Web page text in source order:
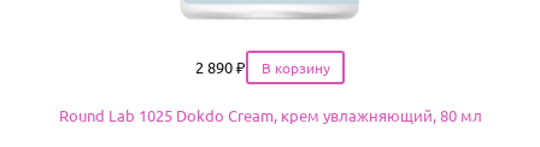
Цена
2 890 ₽
Round Lab 1025 Dokdo Cream, крем увлажняющий, 80 мл